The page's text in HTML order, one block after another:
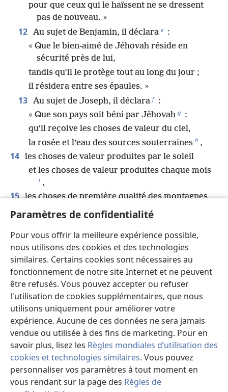
Paramètres de confidentialité
Pour vous offrir la meilleure expérience possible,
nous utilisons des cookies et des technologies
similaires. Certains cookies sont nécessaires au
fonctionnement de notre site Internet et ne peuvent
être refusés. Vous pouvez accepter ou refuser
l'utilisation de cookies supplémentaires, que nous
utilisons uniquement pour améliorer votre
expérience. Aucune de ces données ne sera jamais
vendue ou utilisée à des fins de marketing. Pour en
savoir plus, lisez les Règles mondiales d’utilisation des
cookies et technologies similaires. Vous pouvez
personnaliser vos paramètres à tout moment en
vous rendant sur la page des Règles de
pour que ceux qui le haïssent ne se dressent
pas de nouveau. »
12 Au sujet de Benjamin, il déclara e :
« Que le bien-aimé de Jéhovah réside en
sécurité près de lui,
tandis qu’il le protège tout au long du jour ;
il résidera entre ses épaules. »
13 Au sujet de Joseph, il déclara f :
« Que son pays soit béni par Jéhovah g :
qu’il reçoive les choses de valeur du ciel,
la rosée et l’eau des sources souterraines h ,
14 les choses de valeur produites par le soleil
et les choses de valeur produites chaque mois
i ,
15 les choses de première qualité des montagnes
anciennes
16 les choses de valeur de la terre et de ce qui la
remplit k ,
et l’approbation de Celui qui réside dans le
buisson épineux l .
Qu’elles viennent sur la tête de Joseph,
sur le sommet de la tête de celui qui a été
séparé de ses frères m .
17
Sa splendeur est comme celle d’un taureau
premier-né
et ses cornes sont des cornes de taureau
sauvage.
Avec elles, il poussera * des peuples,